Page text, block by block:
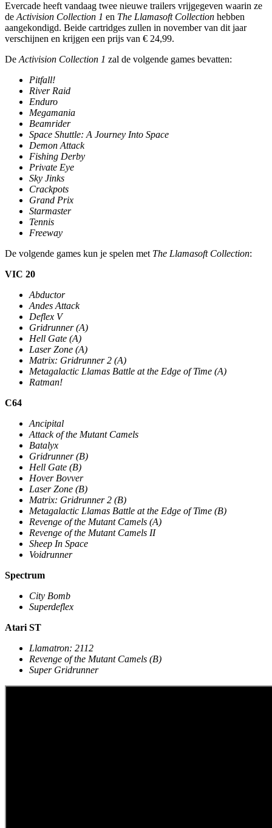
Evercade heeft vandaag twee nieuwe trailers vrijgegeven waarin ze
deActivision Collection 1 en The Llamasoft Collection hebben
aangekondigd. Beide cartridges zullen in november van dit jaar
verschijnen en krijgen een prijs van € 24,99.
DeActivision Collection 1 zal de volgende games bevatten:
Pitfall!
River Raid
Enduro
Megamania
Beamrider
Space Shuttle: A Journey Into Space
Demon Attack
Fishing Derby
Private Eye
Sky Jinks
Crackpots
Grand Prix
Starmaster
Tennis
Freeway
De volgende games kun je spelen met The Llamasoft Collection:
VIC 20
Abductor
Andes Attack
Deflex V
Gridrunner (A)
Hell Gate (A)
Laser Zone (A)
Matrix: Gridrunner 2 (A)
Metagalactic Llamas Battle at the Edge of Time (A)
Ratman!
C64
Ancipital
Attack of the Mutant Camels
Batalyx
Gridrunner (B)
Hell Gate (B)
Hover Bovver
Laser Zone (B)
Matrix: Gridrunner 2 (B)
Metagalactic Llamas Battle at the Edge of Time (B)
Revenge of the Mutant Camels (A)
Revenge of the Mutant Camels II
Sheep In Space
Voidrunner
Spectrum
City Bomb
Superdeflex
Atari ST
Llamatron: 2112
Revenge of the Mutant Camels (B)
Super Gridrunner